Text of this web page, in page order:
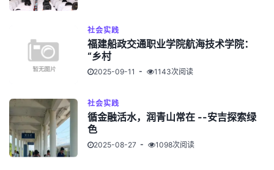
社会实践
福建船政交通职业学院航海技术学院：
“乡村
2025-09-11 1143次阅读
社会实践
循金融活水，润青山常在 --安吉探索绿
色
2025-08-27 1098次阅读